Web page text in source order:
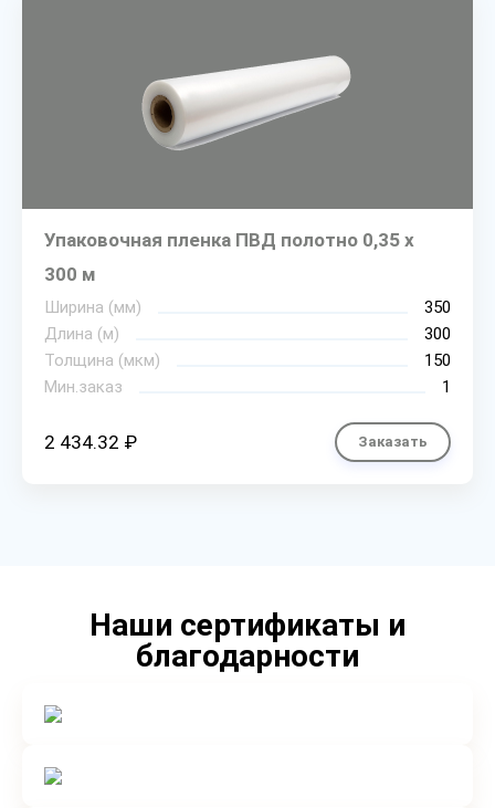
Упаковочная пленка ПВД полотно 0,35 х
300 м
Ширина (мм)
350
Длина (м)
300
Толщина (мкм)
150
Мин.заказ
1
2 434.32 ₽ Заказать
Наши сертификаты и
благодарности